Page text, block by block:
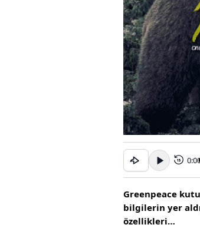
15
Greenpeace
bilgilerin yer
özellikleri…